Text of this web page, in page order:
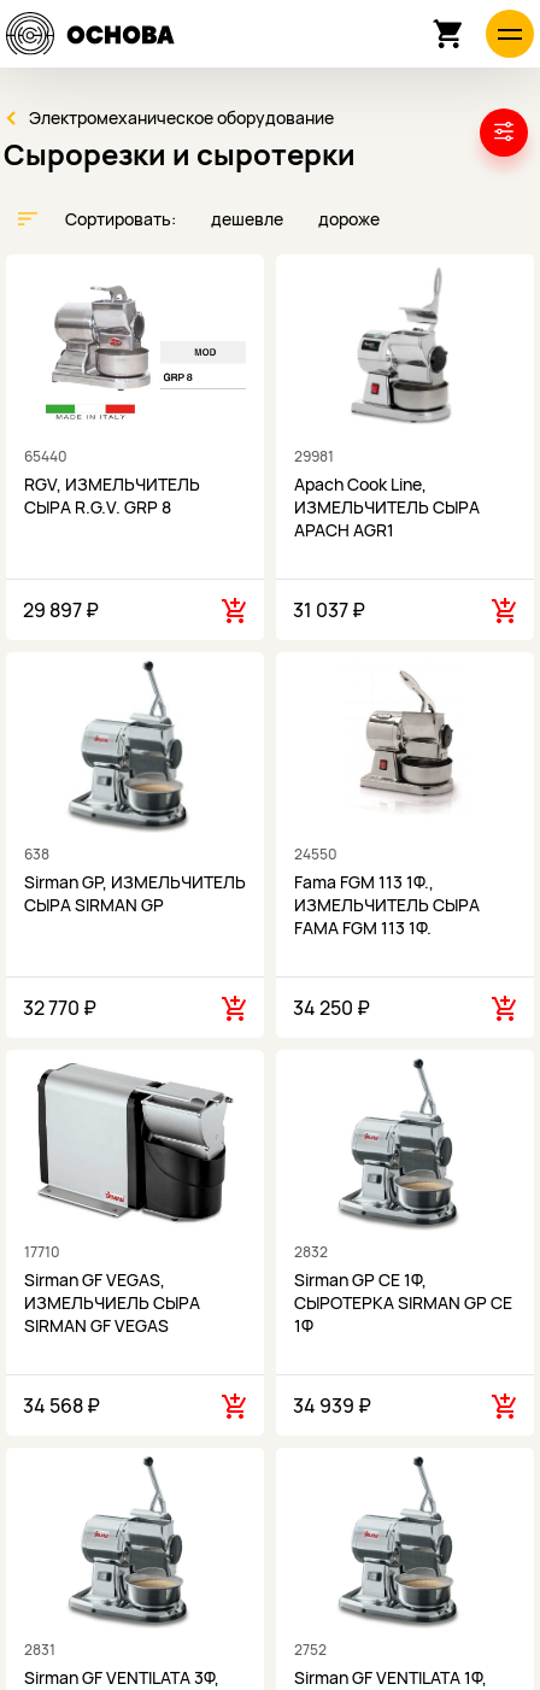
Электромеханическое оборудование
Сырорезки и сыротерки
Сортировать: дешевле дороже
65440
RGV, ИЗМЕЛЬЧИТЕЛЬ
СЫРА R.G.V. GRP 8
29 897 ₽
29981
Apach Cook Line,
ИЗМЕЛЬЧИТЕЛЬ СЫРА
APACH AGR1
31 037 ₽
638
Sirman GP, ИЗМЕЛЬЧИТЕЛЬ
СЫРА SIRMAN GP
32 770 ₽
24550
Fama FGM 113 1Ф.,
ИЗМЕЛЬЧИТЕЛЬ СЫРА
FAMA FGM 113 1Ф.
34 250 ₽
17710
Sirman GF VEGAS,
ИЗМЕЛЬЧИЕЛЬ СЫРА
SIRMAN GF VEGAS
34 568 ₽
2832
Sirman GP CE 1Ф,
СЫРОТЕРКА SIRMAN GP CE
1Ф
34 939 ₽
2831
Sirman GF VENTILATA 3Ф,
2752
Sirman GF VENTILATA 1Ф,